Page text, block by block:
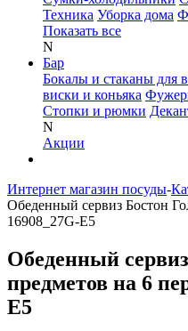
Техника Уборка дома
Показать все
N
Бар
Бокалы и стаканы для
виски и коньяка
Стопки и рюмки
N
Акции
Интернет магазин посуды-
Обеденный сервиз Бостон
16908_27G-E5
Обеденный
предметов на 6
E5